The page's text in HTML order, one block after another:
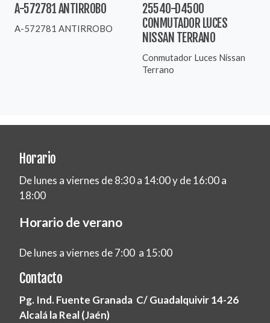
A-572781 ANTIRROBO
A-572781 ANTIRROBO
25540-D4500
CONMUTADOR LUCES
NISSAN TERRANO
Conmutador Luces Nissan
Terrano
Horario
De lunes a viernes de 8:30 a 14:00 y de 16:00 a
18:00
Horario de verano
De lunes a viernes de 7:00 a 15:00
Contacto
Pg. Ind. Fuente Granada C/ Guadalquivir 14-26
Alcalá la Real (Jaén)